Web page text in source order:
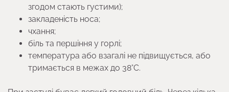
згодом стають густими);
закладеність носа;
чхання;
біль та першіння у горлі;
температура або взагалі не підвищується, або
тримається в межах до 38°C.